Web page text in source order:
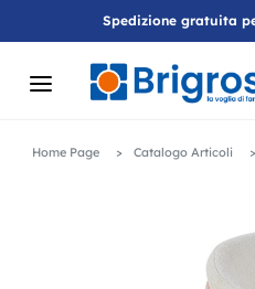
Spedizione gratuita
Home Page Catalogo Articoli